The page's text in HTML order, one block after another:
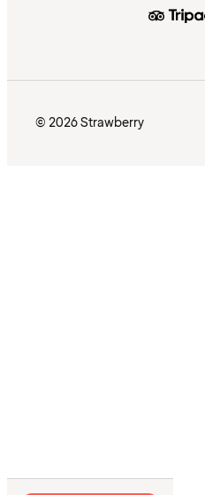
© 2026 Strawberry